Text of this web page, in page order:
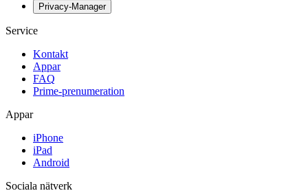
Privacy-Manager
Service
Kontakt
Appar
FAQ
Prime-prenumeration
Appar
iPhone
iPad
Android
Sociala nätverk